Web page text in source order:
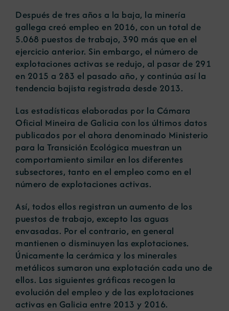
Noticias
Portal de empleo
Después de tres años a la baja, la minería
gallega creó empleo en 2016, con un total de
5.068 puestos de trabajo, 390 más que en el
ejercicio anterior. Sin embargo, el número de
explotaciones activas se redujo, al pasar de 291
en 2015 a 283 el pasado año, y continúa así la
tendencia bajista registrada desde 2013.
Las estadísticas elaboradas por la Cámara
Oficial Mineira de Galicia con los últimos datos
publicados por el ahora denominado Ministerio
para la Transición Ecológica muestran un
comportamiento similar en los diferentes
subsectores, tanto en el empleo como en el
número de explotaciones activas.
Así, todos ellos registran un aumento de los
puestos de trabajo, excepto las aguas
envasadas. Por el contrario, en general
mantienen o disminuyen las explotaciones.
Únicamente la cerámica y los minerales
metálicos sumaron una explotación cada uno de
ellos. Las siguientes gráficas recogen la
evolución del empleo y de las explotaciones
activas en Galicia entre 2013 y 2016.